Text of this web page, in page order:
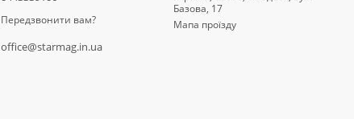
Передзвонити вам?
office@starmag.in.ua
Базова, 17
Мапа проїзду